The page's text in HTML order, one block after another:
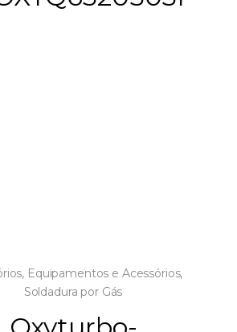
, Equipamentos e Acessórios,
Soldadura por Gás